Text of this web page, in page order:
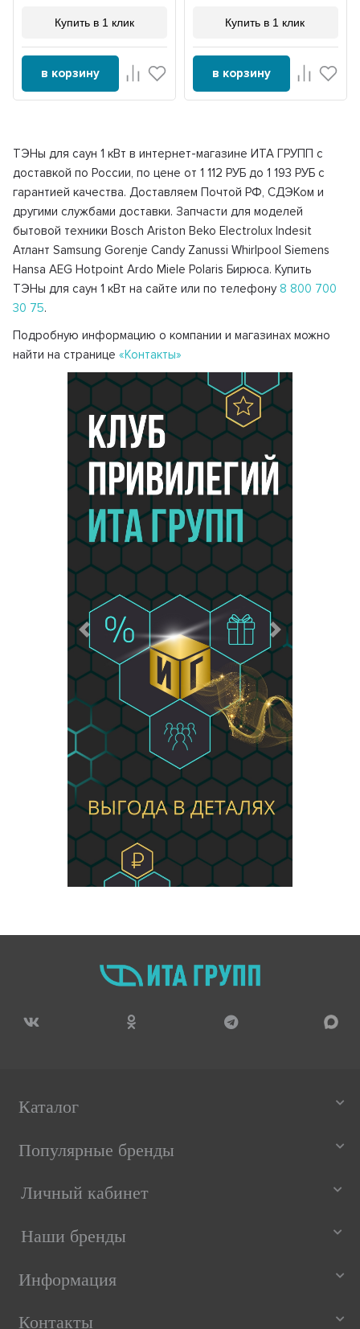
Предыдущий Следующий
Купить в 1 клик
в корзину
Купить в 1 клик
в корзину
ТЭНы для саун 1 кВт в интернет-магазине ИТА ГРУПП с
доставкой по России, по цене от 1 112 РУБ до 1 193 РУБ с
гарантией качества. Доставляем Почтой РФ, СДЭКом и
другими службами доставки. Запчасти для моделей
бытовой техники Bosch Ariston Beko Electrolux Indesit
Атлант Samsung Gorenje Candy Zanussi Whirlpool Siemens
Hansa AEG Hotpoint Ardo Miele Polaris Бирюса. Купить
ТЭНы для саун 1 кВт на сайте или по телефону8 800 700
30 75.
Подробную информацию о компании и магазинах можно
найти на странице«Контакты»
Каталог
Популярные бренды
Личный кабинет
Наши бренды
Информация
Контакты